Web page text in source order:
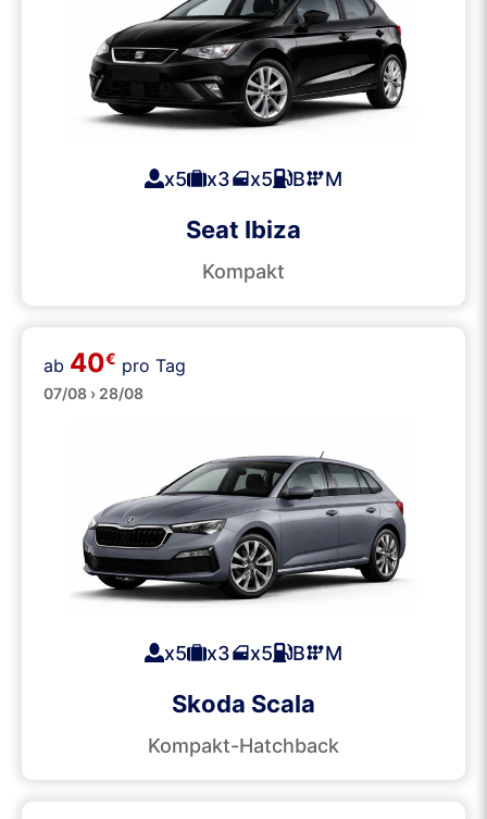
x5 x3 x5 B M
Seat Ibiza
Kompakt
Mittelklasse
ab 40€ pro Tag
07/08 › 28/08
x5 x3 x5 B M
Skoda Scala
Kompakt-Hatchback